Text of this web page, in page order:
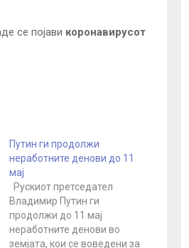
се појави коронавирусот
Путин ги продолжи
неработните денови до 11
мај
Рускиот претседател
Владимир Путин ги
продолжи до 11 мај
неработните денови во
земјата, кои се воведени за